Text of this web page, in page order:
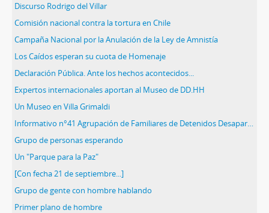
Discurso Rodrigo del Villar
Comisión nacional contra la tortura en Chile
Campaña Nacional por la Anulación de la Ley de Amnistía
Los Caídos esperan su cuota de Homenaje
Declaración Pública. Ante los hechos acontecidos...
Expertos internacionales aportan al Museo de DD.HH
Un Museo en Villa Grimaldi
Informativo n°41 Agrupación de Familiares de Detenidos Desaparecidos
Grupo de personas esperando
Un "Parque para la Paz"
[Con fecha 21 de septiembre...]
Grupo de gente con hombre hablando
Primer plano de hombre